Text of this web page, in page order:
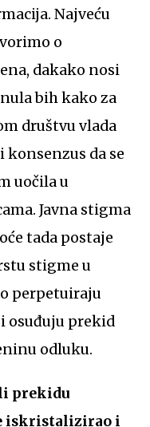
Najveću
o
dakako nosi
bih kako za
društvu vlada
da se
uočila u
Javna stigma
tada postaje
stigme u
perpetuiraju
osuđuju prekid
odluku.
prekidu
iskristalizirao i